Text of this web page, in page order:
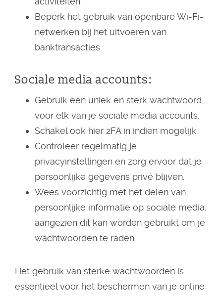
Beperk het gebruik van openbare Wi-Fi-
netwerken bij het uitvoeren van
banktransacties.
Sociale media accounts:
Gebruik een uniek en sterk wachtwoord
voor elk van je sociale media accounts.
Schakel ook hier 2FA in indien mogelijk.
Controleer regelmatig je
privacyinstellingen en zorg ervoor dat je
persoonlijke gegevens privé blijven.
Wees voorzichtig met het delen van
persoonlijke informatie op sociale media,
aangezien dit kan worden gebruikt om je
wachtwoorden te raden.
Het gebruik van sterke wachtwoorden is
essentieel voor het beschermen van je online